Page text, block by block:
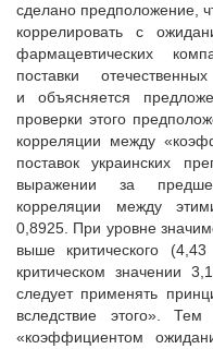
сделано предположение,
коррелировать с
фармацевтических
поставки
и объясняется
проверки этого
корреляции между
поставок украинских
выражении за
корреляции между
0,8925. При уровне
выше критического
критическом значении
следует применять
вследствие этого».
«коэффициентом